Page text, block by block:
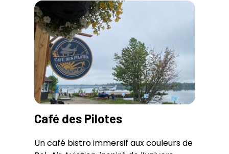
Café des Pilotes
Un café bistro immersif aux couleurs de